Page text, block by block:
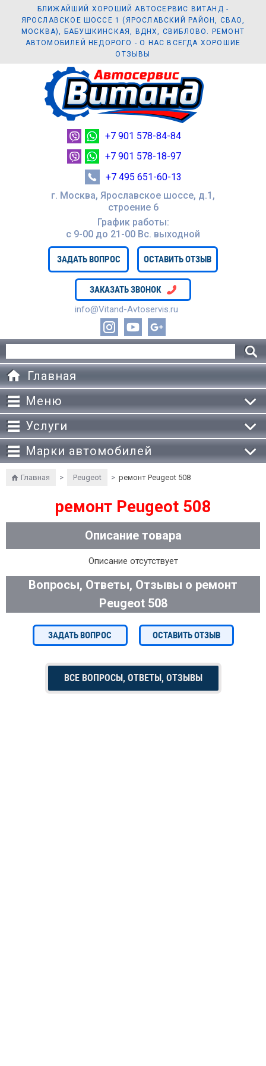
БЛИЖАЙШИЙ ХОРОШИЙ АВТОСЕРВИС ВИТАНД -
ЯРОСЛАВСКОЕ ШОССЕ 1 (ЯРОСЛАВСКИЙ РАЙОН, СВАО,
МОСКВА), БАБУШКИНСКАЯ, ВДНХ, СВИБЛОВО. РЕМОНТ
АВТОМОБИЛЕЙ НЕДОРОГО - О НАС ВСЕГДА ХОРОШИЕ
ОТЗЫВЫ
г. Москва, Ярославское шоссе, д.1,
строение 6
График работы:
с 9-00 до 21-00 Вc. выходной
ЗАДАТЬ ВОПРОС ОСТАВИТЬ ОТЗЫВ
ЗАКАЗАТЬ ЗВОНОК
info@Vitand-Avtoservis.ru
+7 901 578-84-84
+7 901 578-18-97
+7 495 651-60-13
Главная
Меню
Услуги
Марки автомобилей
Главная > Peugeot > ремонт Peugeot 508
ремонт Peugeot 508
Описание товара
Описание отсутствует
Вопросы, Ответы, Отзывы о ремонт
Peugeot 508
ЗАДАТЬ ВОПРОС ОСТАВИТЬ ОТЗЫВ
ВСЕ ВОПРОСЫ, ОТВЕТЫ, ОТЗЫВЫ